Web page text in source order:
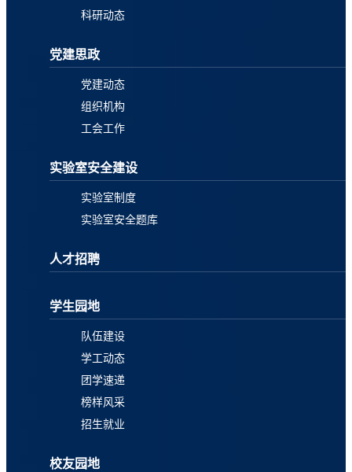
科研动态
党建思政
党建动态
组织机构
工会工作
实验室安全建设
实验室制度
实验室安全题库
人才招聘
学生园地
队伍建设
学工动态
团学速递
榜样风采
招生就业
校友园地